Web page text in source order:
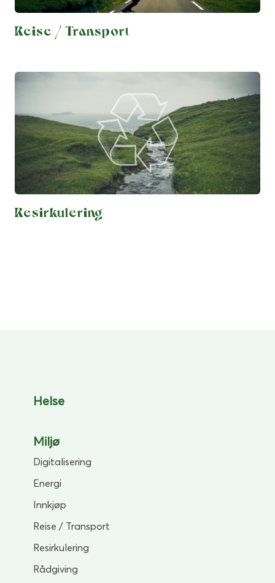
Reise / Transport
Resirkulering
Helse
Miljø
Digitalisering
Energi
Innkjøp
Reise / Transport
Resirkulering
Rådgiving